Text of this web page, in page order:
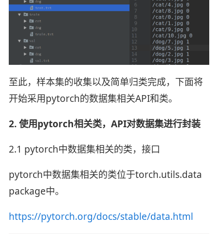
至此，样本集的收集以及简单归类完成，下面将
开始采用pytorch的数据集相关API和类。
2. 使用pytorch相关类，API对数据集进行封装
2.1 pytorch中数据集相关的类，接口
pytorch中数据集相关的类位于torch.utils.data
package中。
https://pytorch.org/docs/stable/data.html